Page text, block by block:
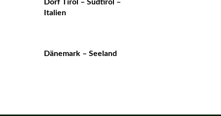
Dorf Tirol – Südtirol –
Italien
Dänemark – Seeland